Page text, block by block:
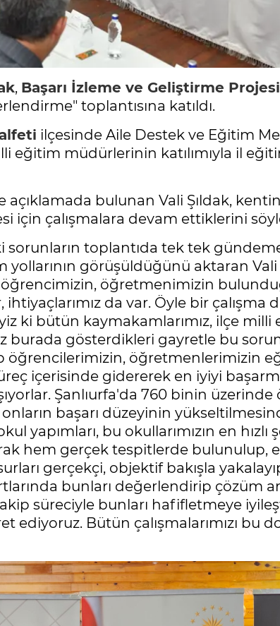
, Başarı İzleme ve Geliştirme Projesi
toplantısına katıldı.
ilçesinde Aile Destek ve Eğitim
eğitim müdürlerinin katılımıyla il
açıklamada bulunan Vali Şıldak,
için çalışmalara devam ettiklerini
toplantıda tek tek
görüşüldüğünü aktaran Vali
öğrencimizin, öğretmenimizin
da var. Öyle bir çalışma
ki bütün kaymakamlarımız, ilçe milli
gösterdikleri gayretle bu
öğrencilerimizin, öğretmenlerimizin
içerisinde gidererek en iyiyi
Şanlıurfa'da 760 binin
onların başarı düzeyinin
yapımları, bu okullarımızın en
hem gerçek tespitlerde
gerçekçi, objektif bakışla
bunları değerlendirip çözüm
süreciyle bunları hafifletmeye
ediyoruz. Bütün çalışmalarımızı bu